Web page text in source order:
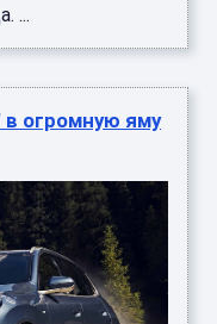
...
в огромную яму